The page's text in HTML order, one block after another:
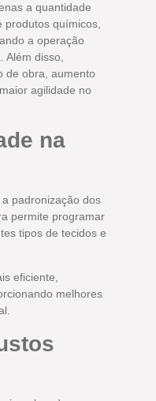
a quantidade
produtos químicos,
a operação
Além disso,
de obra, aumento
agilidade no
na
padronização dos
permite programar
tipos de tecidos e
eficiente,
melhores